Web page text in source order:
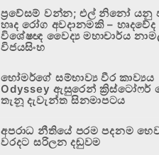
ප්‍රවේසම් වන්න; එල් නිනෝ යනු
හෘද රෝග අවදානමකි – හෘදවේද
විශේෂඥ වෛද්‍ය මහාචාර්ය
විජයසිංහ
හෝමර්ගේ සම්භාව්‍ය වීර කාව්‍යය
Odyssey ඇසුරෙන්
තැනූ දැවැන්ත සිනමාපටය
අපරාධ නීතියේ පරම පදනම
වරදට සරිලන දඬුවම